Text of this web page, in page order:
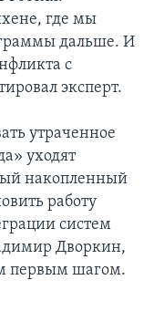
где мы
дальше. И
с
эксперт.
утраченное
уходят
накопленный
работу
систем
Дворкин,
первым шагом.